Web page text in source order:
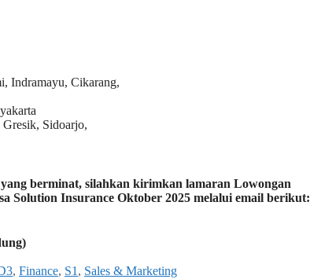
Indramayu, Cikarang,
Sidoarjo,
berminat, silahkan kirimkan lamaran Lowongan
Solution Insurance Oktober 2025 melalui email berikut:
, Finance, S1 , Sales & Marketing